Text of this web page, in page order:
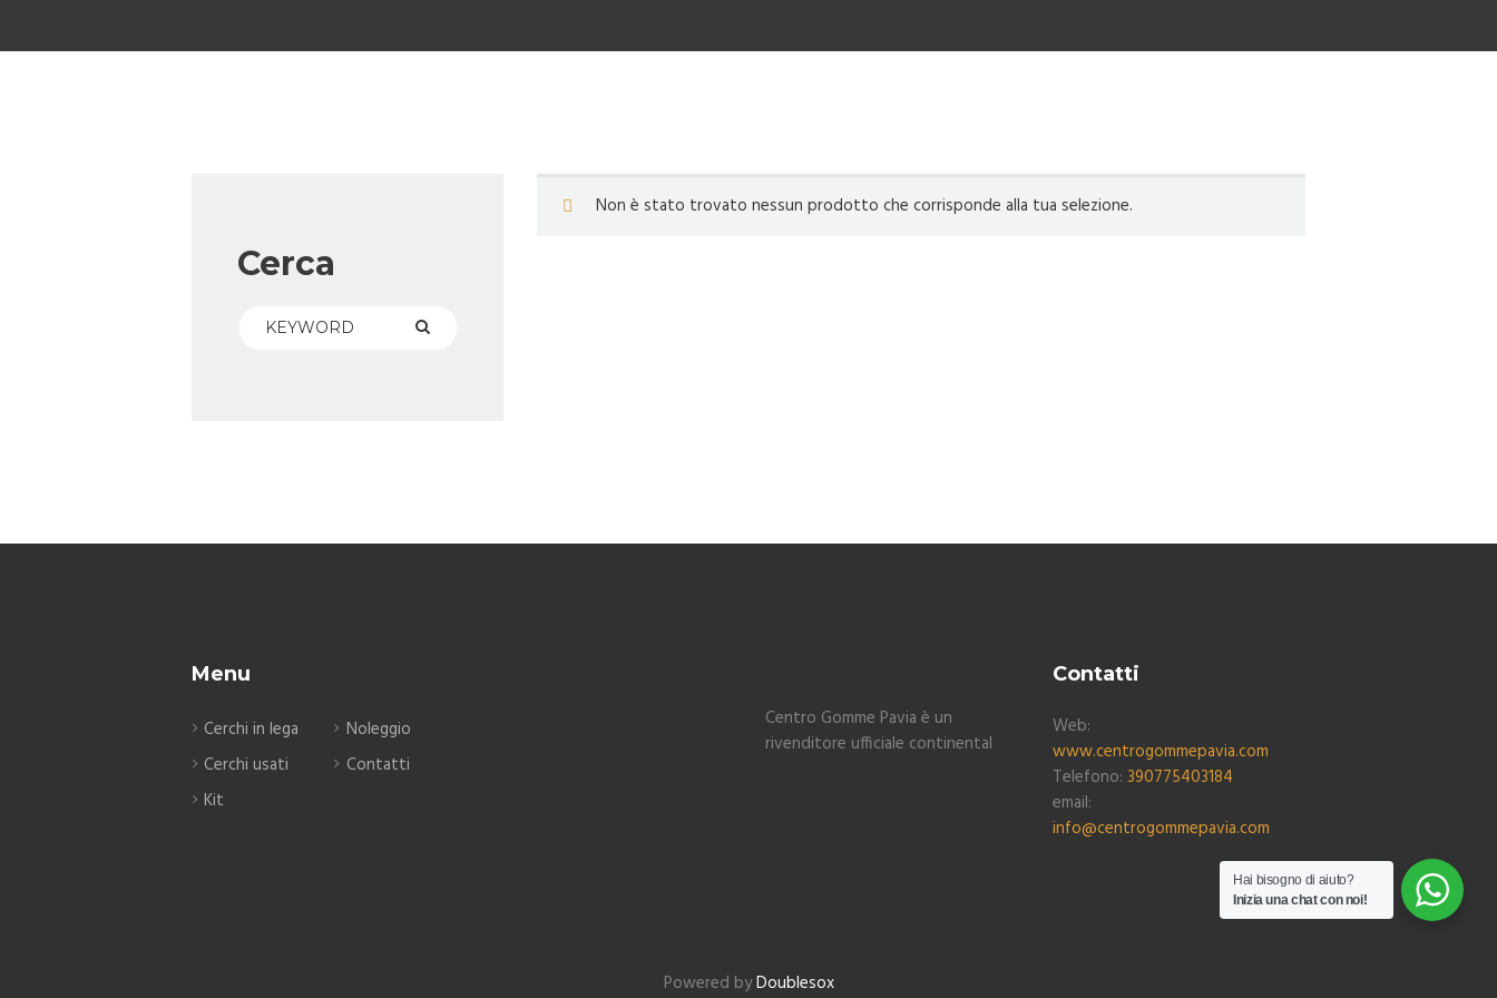
Non è stato trovato nessun prodotto che corrisponde alla tua selezione.
Cerca
Menu
Cerchi in lega
Cerchi usati
Kit
Noleggio
Contatti
Centro Gomme Pavia è un
rivenditore ufficiale continental
Contatti
Web:
www.centrogommepavia.com
Telefono: 390775403184
email:
info@centrogommepavia.com
Powered byDoublesox
Hai bisogno di aiuto?
Inizia una chat con noi!